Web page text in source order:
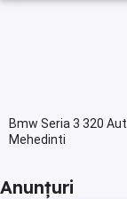
Bmw Seria 3 320
Mehedinti
Anunțuri